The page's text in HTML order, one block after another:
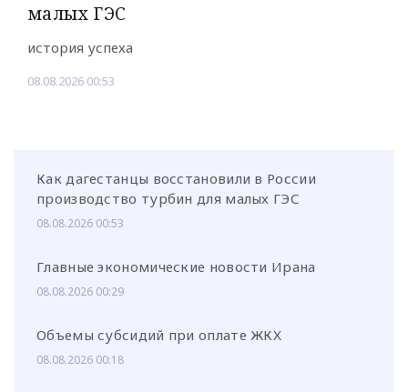
малых ГЭС
история успеха
08.08.2026 00:53
Как дагестанцы восстановили в России
производство турбин для малых ГЭС
08.08.2026 00:53
Главные экономические новости Ирана
08.08.2026 00:29
Объемы субсидий при оплате ЖКХ
08.08.2026 00:18